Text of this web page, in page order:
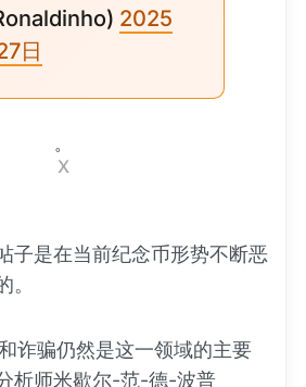
2025
日
。
X
子是在当前纪念币形势不断恶
。
诈骗仍然是这一领域的主要
析师米歇尔-范-德-波普